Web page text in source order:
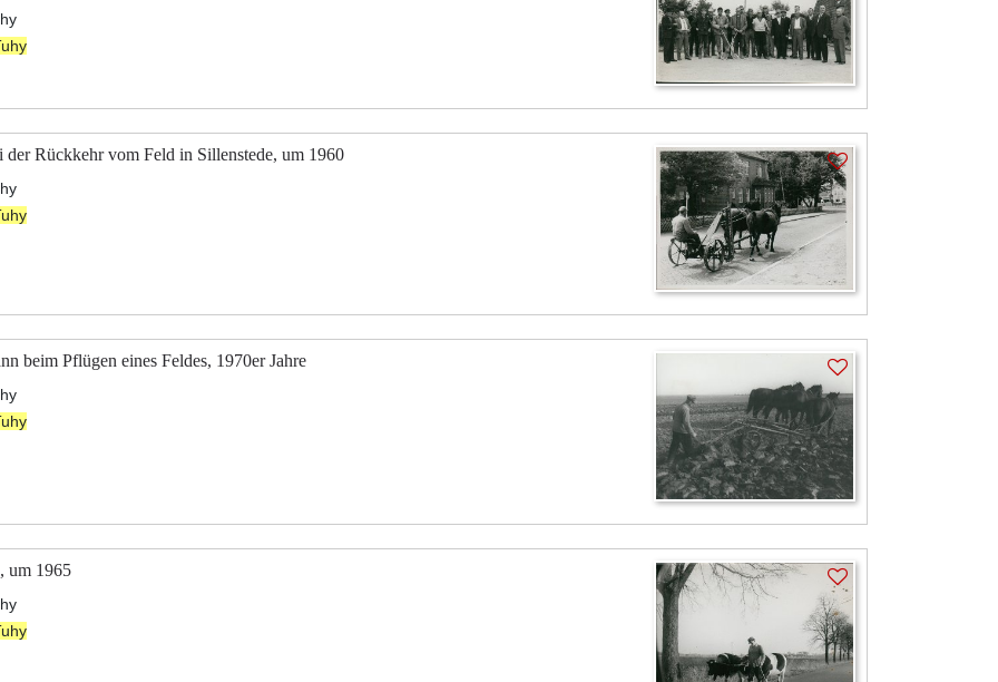
Rückkehr vom Feld in Sillenstede, um 1960
beim Pflügen eines Feldes, 1970er Jahre
um 1965